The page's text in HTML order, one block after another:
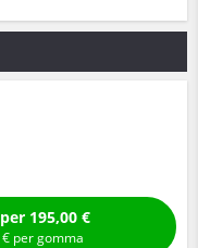
Compra con montaggio per 195,00 €
€ per gomma